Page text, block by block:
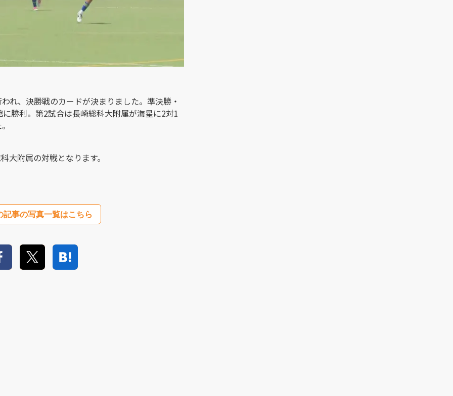
れ、決勝戦のカードが決まりました。準決勝・
勝利。第2試合は長崎総科大附属が海星に2対1
大附属の対戦となります。
記事の写真一覧はこちら